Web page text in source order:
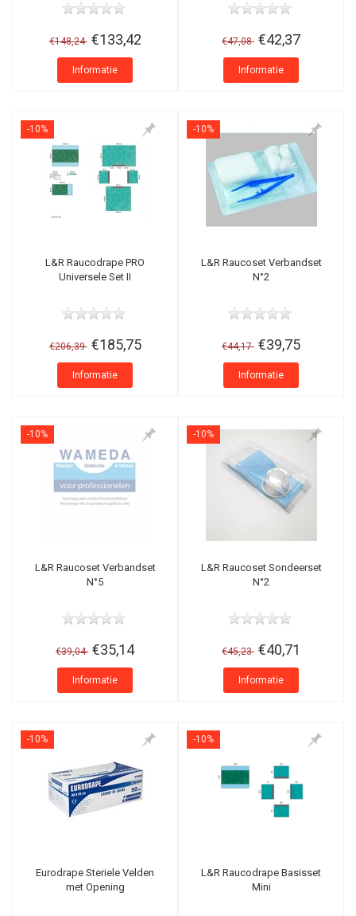
€148,24 €133,42
Informatie
€47,08 €42,37
Informatie
-10%
L&R Raucodrape PRO
Universele Set II
€206,39 €185,75
Informatie
-10%
L&R Raucoset Verbandset
N°2
€44,17 €39,75
Informatie
-10%
L&R Raucoset Verbandset
N°5
€39,04 €35,14
Informatie
-10%
L&R Raucoset Sondeerset
N°2
€45,23 €40,71
Informatie
-10%
Eurodrape Steriele Velden
met Opening
-10%
L&R Raucodrape Basisset
Mini